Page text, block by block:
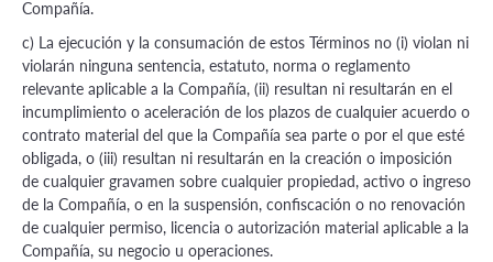
Compañía.
c) La ejecución y la consumación de estos Términos no (i) violan ni
violarán ninguna sentencia, estatuto, norma o reglamento
relevante aplicable a la Compañía, (ii) resultan ni resultarán en el
incumplimiento o aceleración de los plazos de cualquier acuerdo o
contrato material del que la Compañía sea parte o por el que esté
obligada, o (iii) resultan ni resultarán en la creación o imposición
de cualquier gravamen sobre cualquier propiedad, activo o ingreso
de la Compañía, o en la suspensión, confiscación o no renovación
de cualquier permiso, licencia o autorización material aplicable a la
Compañía, su negocio u operaciones.